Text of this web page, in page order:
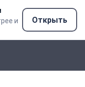
и
Открыть